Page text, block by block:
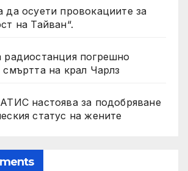
да осуети провокациите за
на Тайван“.
радиостанция погрешно
на крал Чарлз
настоява за подобряване
статус на жените